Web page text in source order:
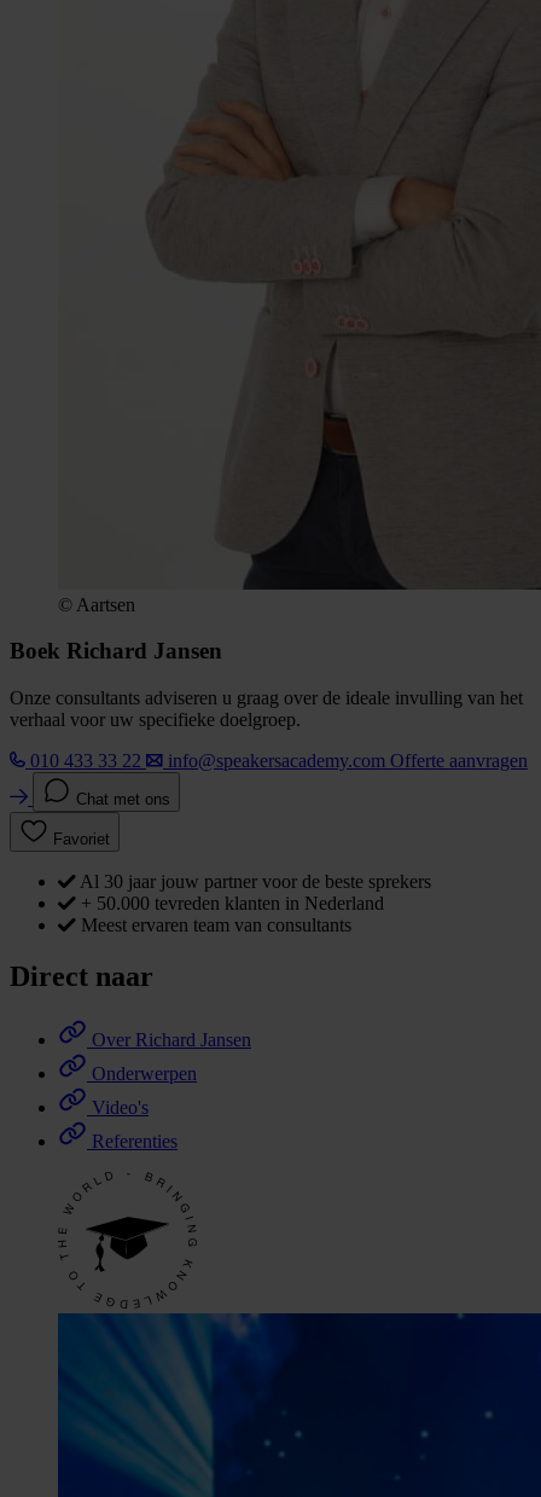
© Aartsen
Boek Richard Jansen
Onze consultants adviseren u graag over de ideale invulling van het
verhaal voor uw specifieke doelgroep.
010 433 33 22
info@speakersacademy.com Offerte aanvragen
Chat met ons
Favoriet
Al 30 jaar jouw partner voor de beste sprekers
+ 50.000 tevreden klanten in Nederland
Meest ervaren team van consultants
Direct naar
Over Richard Jansen
Onderwerpen
Video's
Referenties